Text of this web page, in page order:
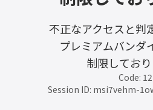
不正なアクセスと判
プレミアムバンダ
制限しており
Code: 12
Session ID: msi7vehm-